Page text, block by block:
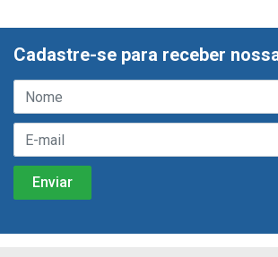
Cadastre-se para receber